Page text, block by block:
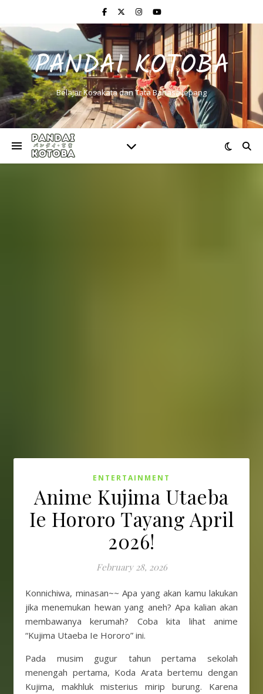
PANDAI KOTOBA
Belajar Kosakata dan Tata Bahasa Jepang
ENTERTAINMENT
Anime Kujima Utaeba
Ie Hororo Tayang April
2026!
February 28, 2026
Konnichiwa, minasan~~ Apa yang akan kamu lakukan
jika menemukan hewan yang aneh? Apa kalian akan
membawanya kerumah? Coba kita lihat anime
“Kujima Utaeba Ie Hororo” ini.
Pada musim gugur tahun pertama sekolah
menengah pertama, Koda Arata bertemu dengan
Kujima, makhluk misterius mirip burung. Karena